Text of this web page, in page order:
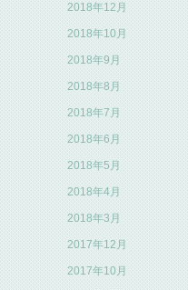
2018年12月
2018年10月
2018年9月
2018年8月
2018年7月
2018年6月
2018年5月
2018年4月
2018年3月
2017年12月
2017年10月